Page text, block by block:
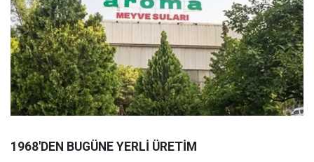
1968'DEN BUGÜNE YERLİ ÜRETİM